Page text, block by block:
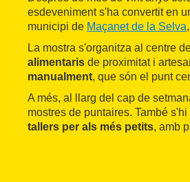
esdeveniment s'ha convertit en
municipi de Maçanet de la Selva
La mostra s'organitza al centre
alimentaris de proximitat i
manualment, que són el punt
A més, al llarg del cap de
mostres de puntaires. També
tallers per als més petits, amb